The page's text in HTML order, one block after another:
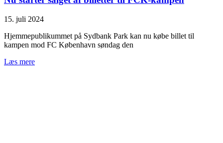
15. juli 2024
Hjemmepublikummet på Sydbank Park kan nu købe billet til
kampen mod FC København søndag den
Læs mere